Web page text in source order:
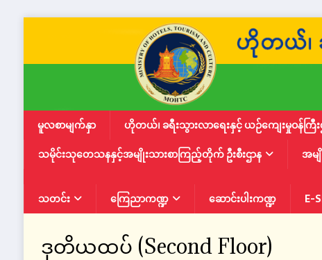
မူလစာမျက်နှာ ဟိုတယ်၊ ခရီးသွားလာရေးနှင့် ယဉ်ကျေးမှုဝန်ကြီး
သမိုင်းသုတေသနနှင့်အမျိုးသားစာကြည့်တိုက် ဦးစီးဌာန
အမ
သတင်း ကြေညာကဏ္ဍ ဆောင်းပါးကဏ္ဍ E-
ဒုတိယထပ် (Second Floor)